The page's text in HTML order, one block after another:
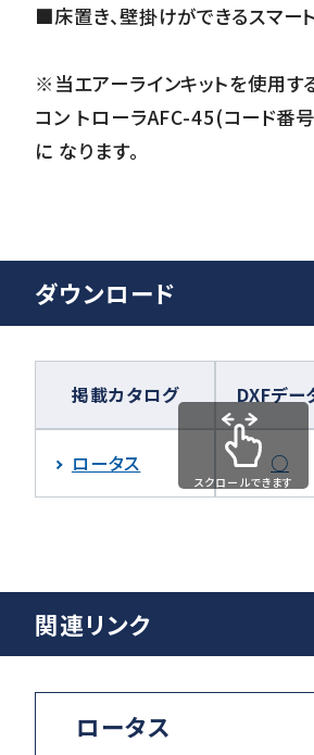
■床置き、壁掛けができるスマー
※当エアーラインキットを使用す
コン トローラAFC-45(コード番
に なります。
ダウンロード
掲載カタログ DXFデー
ロータス ○
スクロールできます
関連リンク
ロータス